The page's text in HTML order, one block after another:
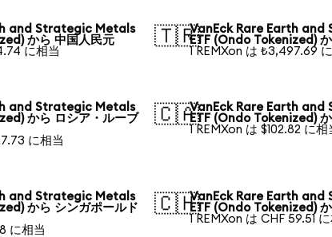
and Strategic Metals
から 中国人民元
に相当
🇹🇷VanEck Rare Earth
ETF (Ondo Tokenized)
1 REMXon は ₺3,497.69
and Strategic Metals
から ロシア・ルーブ
に相当
🇨🇦VanEck Rare Earth
ETF (Ondo Tokenized)
1 REMXon は $102.82 に相
and Strategic Metals
から シンガポールド
に相当
🇨🇭VanEck Rare Earth
ETF (Ondo Tokenized)
1 REMXon は CHF 59.51